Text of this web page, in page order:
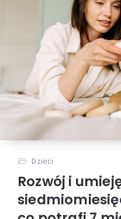
Dzieci
Rozwój i